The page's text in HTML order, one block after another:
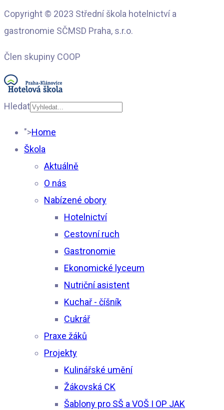
Copyright © 2023 Střední škola hotelnictví a
gastronomie SČMSD Praha, s.r.o.
Člen skupiny COOP
Hledat
characters for results.
">Home
Škola
Aktuálně
O nás
Nabízené obory
Hotelnictví
Cestovní ruch
Gastronomie
Ekonomické lyceum
Nutriční asistent
Kuchař - číšník
Cukrář
Praxe žáků
Projekty
Kulinářské umění
Žákovská CK
Šablony pro SŠ a VOŠ I OP JAK